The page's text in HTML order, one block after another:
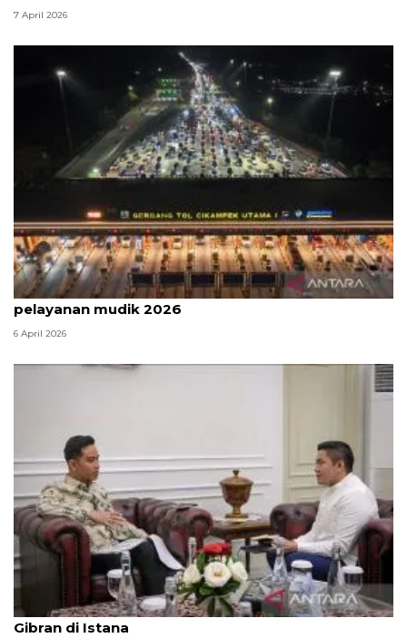
7 April 2026
Survei: 88,8 persen responden puas dengan
pelayanan mudik 2026
6 April 2026
Seskab Teddy silaturahmi Idul Fitri ke Wapres
Gibran di Istana